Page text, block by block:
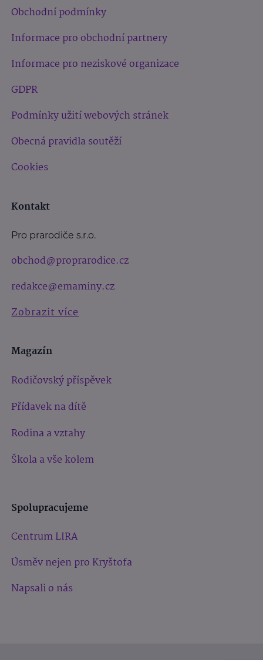
Obchodní podmínky
Informace pro obchodní partnery
Informace pro neziskové organizace
GDPR
Podmínky užití webových stránek
Obecná pravidla soutěží
Cookies
Kontakt
Pro prarodiče s.r.o.
obchod@proprarodice.cz
redakce@emaminy.cz
Zobrazit více
Magazín
Rodičovský příspěvek
Přídavek na dítě
Rodina a vztahy
Škola a vše kolem
Spolupracujeme
Centrum LIRA
Úsměv nejen pro Kryštofa
Napsali o nás